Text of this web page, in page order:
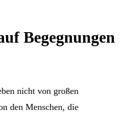
Begegnungen
nicht von großen
den Menschen, die